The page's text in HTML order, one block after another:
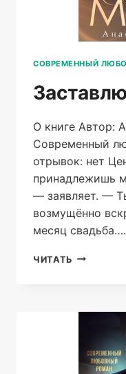
СОВРЕМЕННЫЙ
О книге Автор:
Современный
отрывок: нет
принадлежишь
— заявляет. —
возмущённо
месяц свадьба….
ЧИТАТЬ ЗАСТАВЛЮ